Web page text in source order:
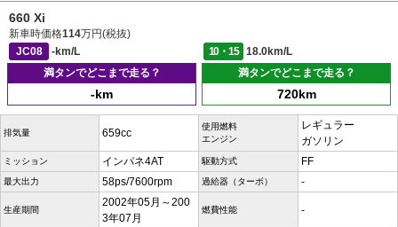
660 Xi
新車時価格114万円(税抜)
JC08
-km/L 10・15
18.0km/L
満タンでどこまで走る？
-km
満タンでどこまで走る？
720km
排気量 659cc
使用燃料
エンジン
レギュラー
ガソリン
ミッション インパネ4AT 駆動方式 FF
最大出力 58ps/7600rpm 過給器（ターボ） -
生産期間
2002年05月～200
3年07月
燃費性能 -